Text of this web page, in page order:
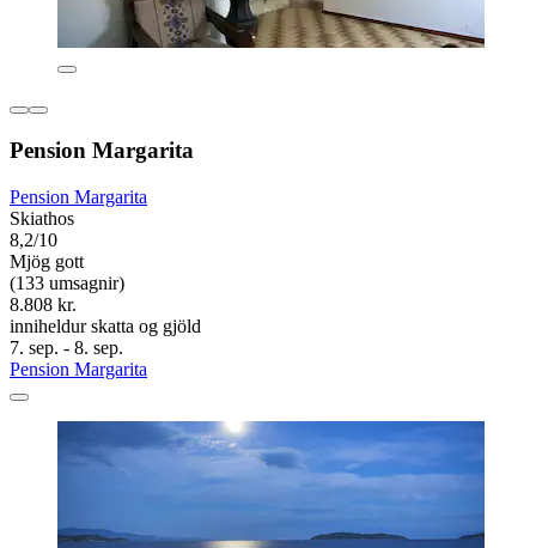
Pension Margarita
Pension Margarita
Skiathos
8,2/10
Mjög gott
(133 umsagnir)
8.808 kr.
inniheldur skatta og gjöld
7. sep. - 8. sep.
Pension Margarita